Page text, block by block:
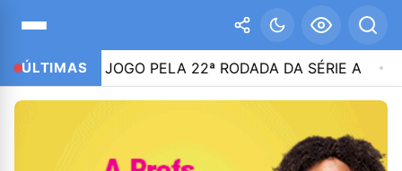
ÚLTIMAS
AO JOGO PELA 22ª RODADA DA SÉRIE A 08:36